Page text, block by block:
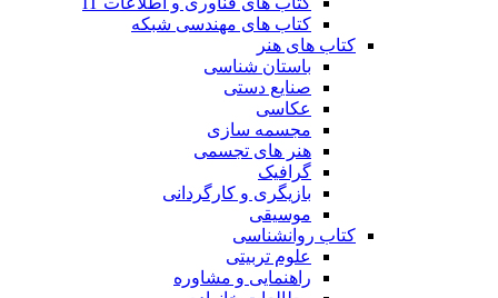
کتاب های مهندسی شبکه
کتاب های هنر
باستان شناسی
صنایع دستی
عکاسی
مجسمه سازی
هنر های تجسمی
گرافیک
بازیگری و کارگردانی
موسیقی
کتاب روانشناسی
علوم تربیتی
راهنمایی و مشاوره